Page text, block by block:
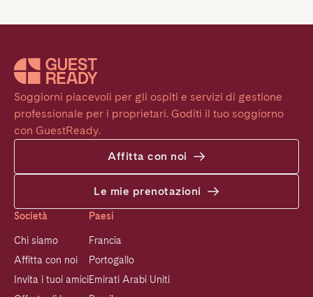
Soggiorni piacevoli per gli ospiti e servizi di gestione
professionale per i proprietari. Goditi il tuo soggiorno
con GuestReady.
Affitta con noi
Le mie prenotazioni
Società
Chi siamo
Affitta con noi
Invita i tuoi amici
Paesi
Francia
Portogallo
Emirati Arabi Uniti